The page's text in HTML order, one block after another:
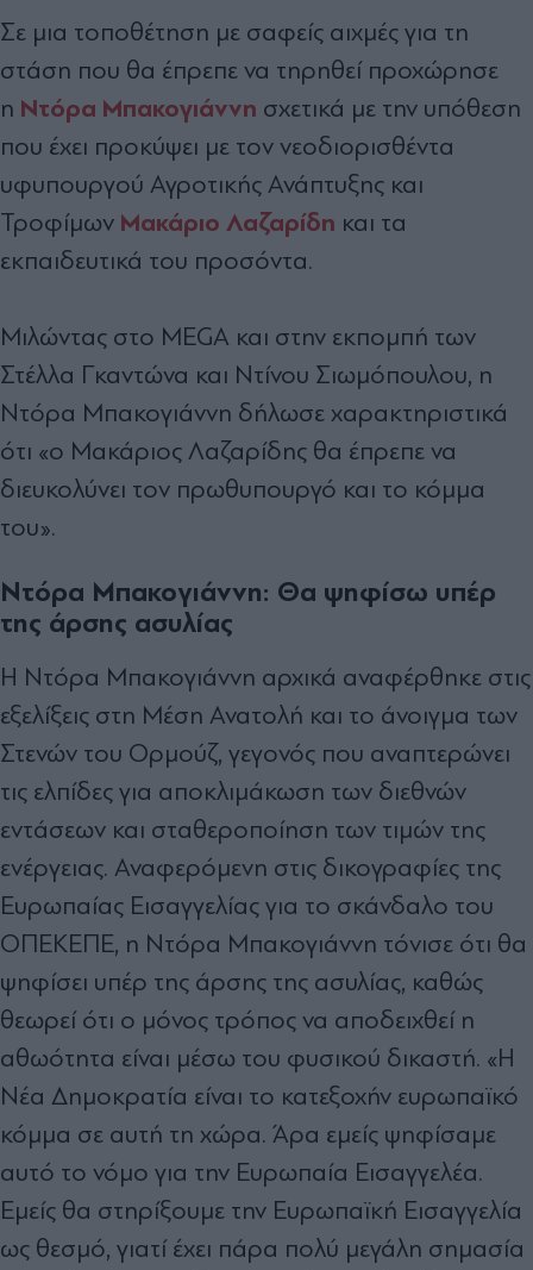
Σε μια τοποθέτηση με σαφείς αιχμές για τη
στάση που θα έπρεπε να τηρηθεί προχώρησε
η Ντόρα Μπακογιάννη σχετικά με την υπόθεση
που έχει προκύψει με τον νεοδιορισθέντα
υφυπουργού Αγροτικής Ανάπτυξης και
Τροφίμων Μακάριο Λαζαρίδη και τα
εκπαιδευτικά του προσόντα.
Μιλώντας στο MEGA και στην εκπομπή των
Στέλλα Γκαντώνα και Ντίνου Σιωμόπουλου, η
Ντόρα Μπακογιάννη δήλωσε χαρακτηριστικά
ότι «ο Μακάριος Λαζαρίδης θα έπρεπε να
διευκολύνει τον πρωθυπουργό και το κόμμα
του».
Ντόρα Μπακογιάννη: Θα ψηφίσω υπέρ
της άρσης ασυλίας
Η Ντόρα Μπακογιάννη αρχικά αναφέρθηκε στις
εξελίξεις στη Μέση Ανατολή και το άνοιγμα των
Στενών του Ορμούζ, γεγονός που αναπτερώνει
τις ελπίδες για αποκλιμάκωση των διεθνών
εντάσεων και σταθεροποίηση των τιμών της
ενέργειας. Αναφερόμενη στις δικογραφίες της
Ευρωπαίας Εισαγγελίας για το σκάνδαλο του
ΟΠΕΚΕΠΕ, η Ντόρα Μπακογιάννη τόνισε ότι θα
ψηφίσει υπέρ της άρσης της ασυλίας, καθώς
θεωρεί ότι ο μόνος τρόπος να αποδειχθεί η
αθωότητα είναι μέσω του φυσικού δικαστή. «Η
Νέα Δημοκρατία είναι το κατεξοχήν ευρωπαϊκό
κόμμα σε αυτή τη χώρα. Άρα εμείς ψηφίσαμε
αυτό το νόμο για την Ευρωπαία Εισαγγελέα.
Εμείς θα στηρίξουμε την Ευρωπαϊκή Εισαγγελία
ως θεσμό, γιατί έχει πάρα πολύ μεγάλη σημασία